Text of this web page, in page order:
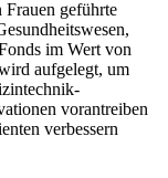
geführte
im Wert von
aufgelegt, um
vorantreiben
verbessern